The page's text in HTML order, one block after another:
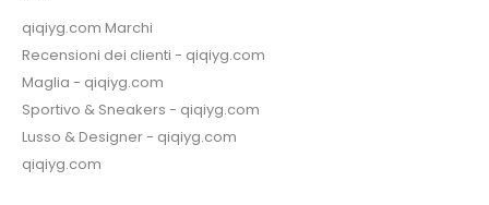
qiqiyg.com Marchi
Recensioni dei clienti - qiqiyg.com
Maglia - qiqiyg.com
Sportivo & Sneakers - qiqiyg.com
Lusso & Designer - qiqiyg.com
qiqiyg.com